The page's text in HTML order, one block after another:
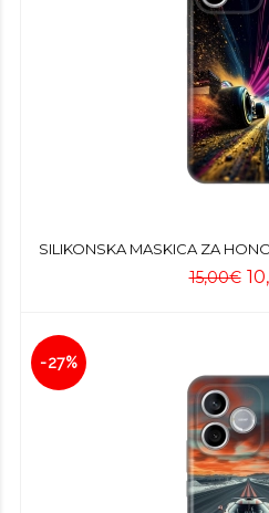
SILIKONSKA MASKICA ZA
15,00€
-27%